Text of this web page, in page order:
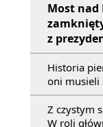
Most nad
z
Historia
oni musieli
Z czystym
W roli